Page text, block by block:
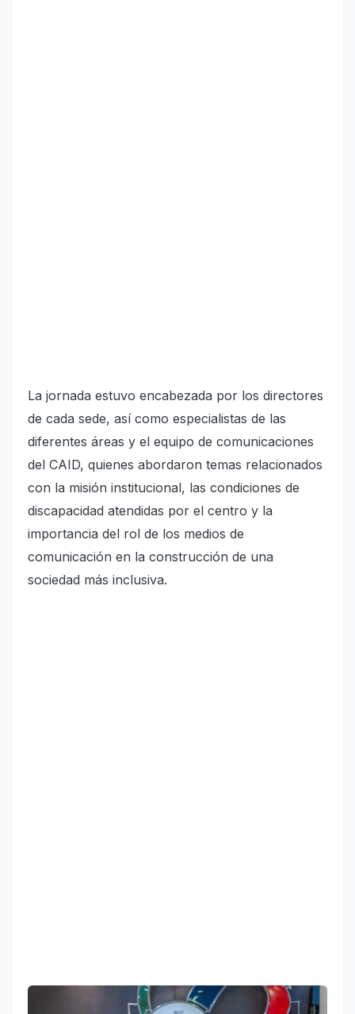
La jornada estuvo encabezada por los directores
de cada sede, así como especialistas de las
diferentes áreas y el equipo de comunicaciones
del CAID, quienes abordaron temas relacionados
con la misión institucional, las condiciones de
discapacidad atendidas por el centro y la
importancia del rol de los medios de
comunicación en la construcción de una
sociedad más inclusiva.